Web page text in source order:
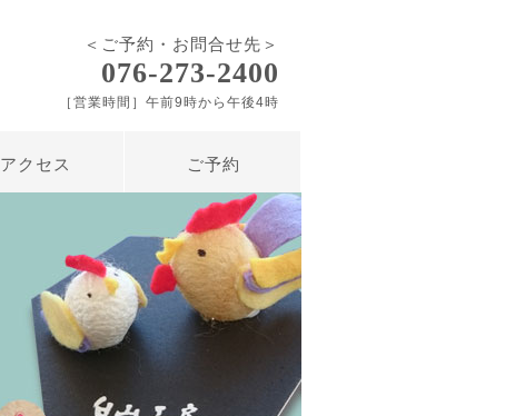
＜ご予約・お問合せ先＞
076-273-2400
［営業時間］午前9時から午後4時
アクセス ご予約